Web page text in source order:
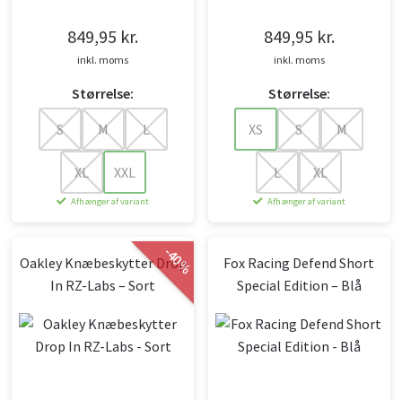
849,95 kr.
inkl. moms
Størrelse:
S
M L
XL XXL
Afhænger af variant
849,95 kr.
inkl. moms
Størrelse:
XS
S M
L XL
Afhænger af variant
Oakley Knæbeskytter Drop
In RZ-Labs – Sort
-
40
%
Fox Racing Defend Short
Special Edition – Blå